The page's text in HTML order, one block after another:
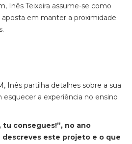
Inês Teixeira assume-se como
em manter a proximidade
Inês partilha detalhes sobre a sua
esquecer a experiência no ensino
tu consegues!”, no ano
descreves este projeto e o que